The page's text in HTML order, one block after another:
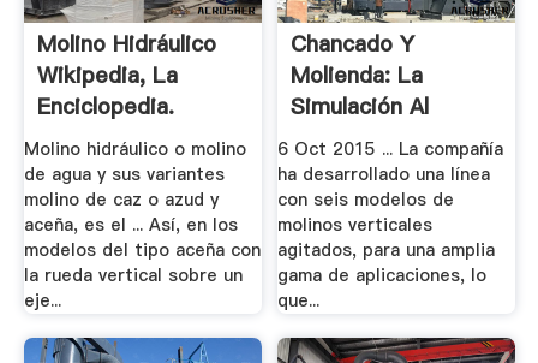
Molino Hidráulico
Wikipedia, La
Enciclopedia.
Molino hidráulico o molino
de agua y sus variantes
molino de caz o azud y
aceña, es el ... Así, en los
modelos del tipo aceña con
la rueda vertical sobre un
eje...
Chancado Y
Molienda: La
Simulación Al
Servicio De Un
Mejor.
6 Oct 2015 ... La compañía
ha desarrollado una línea
con seis modelos de
molinos verticales
agitados, para una amplia
gama de aplicaciones, lo
que...